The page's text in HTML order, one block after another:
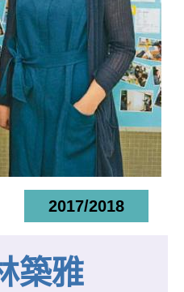
2017/2018
築雅